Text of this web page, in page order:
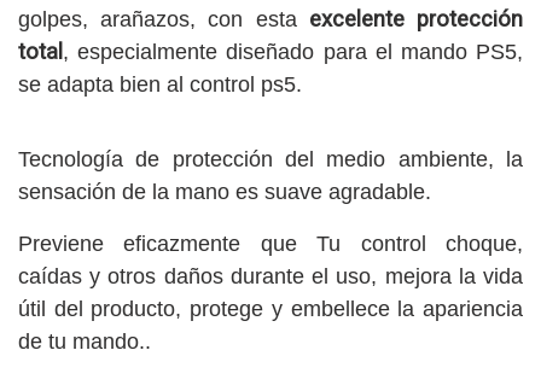
golpes, arañazos, con esta excelente protección
total , especialmente diseñado para el mando PS5,
se adapta bien al control ps5.
Tecnología de protección del medio ambiente, la
sensación de la mano es suave agradable.
Previene eficazmente que Tu control choque,
caídas y otros daños durante el uso, mejora la vida
útil del producto, protege y embellece la apariencia
de tu mando..